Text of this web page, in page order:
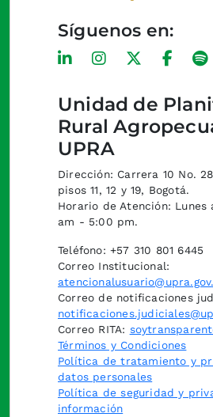
Unidad de
Rural
UPRA
Dirección: Carrera 10 No.
pisos 11, 12 y 19, Bogotá.
Horario de Atención: Lunes
am - 5:00 pm.
Teléfono: +57 310 801 6445
Correo Institucional:
Correo de notificaciones
Correo RITA:
Términos y Condiciones
Política de tratamiento y
datos personales
Política de seguridad y
información
Síguenos en: